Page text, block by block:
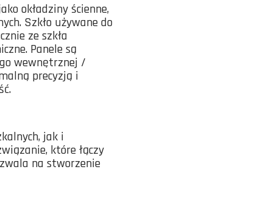
okładziny ścienne,
Szkło używane do
ze szkła
Panele są
wewnętrznej /
precyzją i
jak i
które łączy
na stworzenie